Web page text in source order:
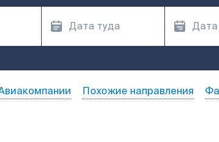
Похожие направления